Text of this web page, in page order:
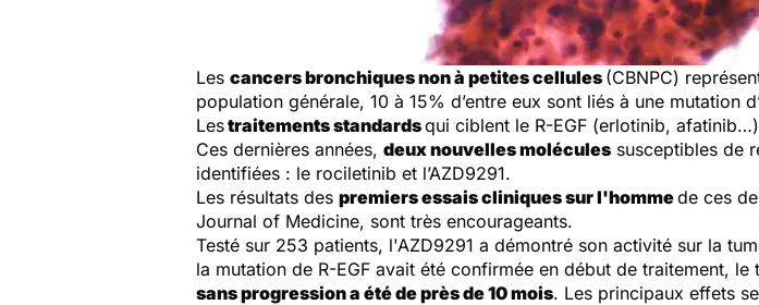
Les cancers bronchiques non à petites cellules (CBNPC)
population générale, 10 à 15% d’entre eux sont liés à une mutation
Lestraitements standardsqui ciblent le R-EGF (erlotinib,
Ces dernières années, deux nouvelles molécules susceptibles de
identifiées : le rociletinib et l’AZD9291.
Les résultats des premiers essais cliniques sur l'hommede ces
Journal of Medicine, sont très encourageants.
Testé sur 253 patients, l'AZD9291 a démontré son activité sur la
la mutation de R-EGF avait été confirmée en début de traitement,
sans progression a été de près de 10 mois. Les principaux effets